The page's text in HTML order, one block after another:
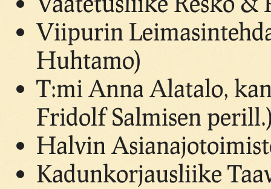
Viipurin
Huhtamo)
T:mi Anna Alatalo,
Fridolf Salmisen
Halvin
Kadunkorjausliike